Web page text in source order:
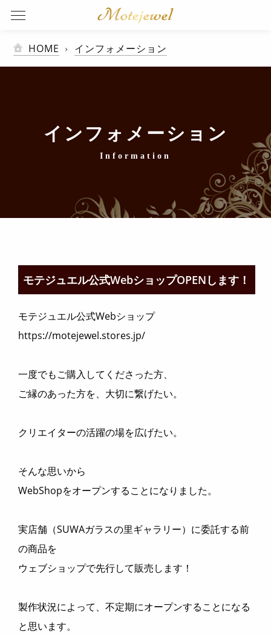
HOME インフォメーション
インフォメーション
Information
モテジュエル公式WebショップOPENします！
モテジュエル公式Webショップ
https://motejewel.stores.jp/
一度でもご購入してくださった方、
ご縁のあった方を、大切に繋げたい。
クリエイターの活躍の場を広げたい。
そんな思いから
WebShopをオープンすることになりました。
実店舗（SUWAガラスの里ギャラリー）に委託する前
の商品を
ウェブショップで先行して販売します！
製作状況によって、不定期にオープンすることになる
と思います。